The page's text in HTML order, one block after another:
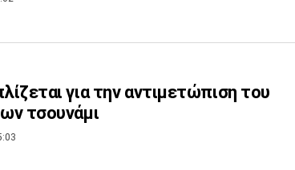
για την αντιμετώπιση του
τσουνάμι